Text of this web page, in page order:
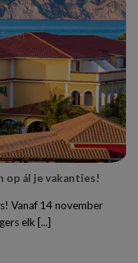
op ál je vakanties!
Vanaf 14 november
elk [...]